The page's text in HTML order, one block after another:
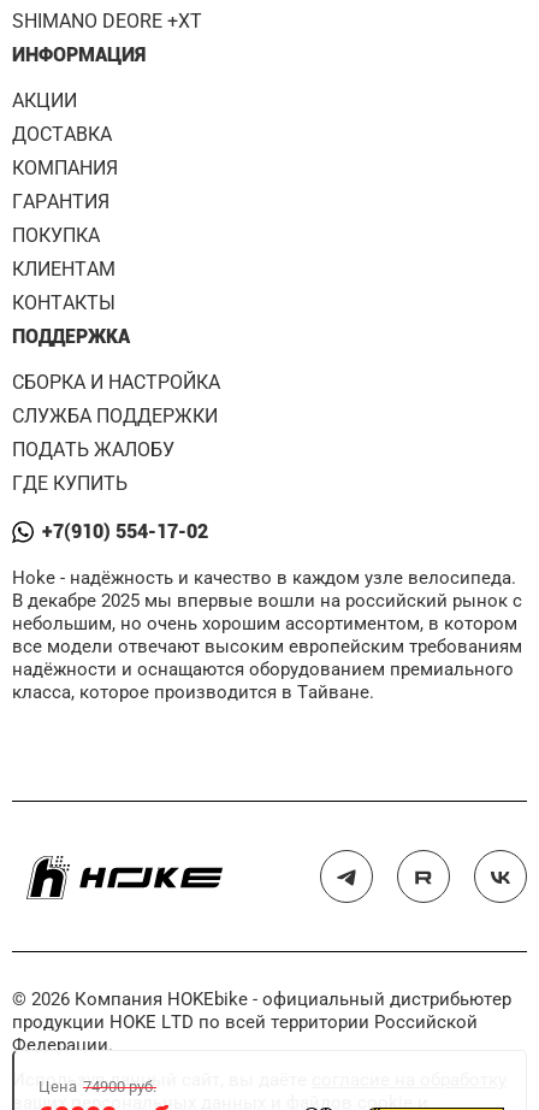
Цена 74900 руб.
SHIMANO DEORE +XT
ИНФОРМАЦИЯ
АКЦИИ
ДОСТАВКА
КОМПАНИЯ
ГАРАНТИЯ
ПОКУПКА
КЛИЕНТАМ
КОНТАКТЫ
ПОДДЕРЖКА
СБОРКА И НАСТРОЙКА
СЛУЖБА ПОДДЕРЖКИ
ПОДАТЬ ЖАЛОБУ
ГДЕ КУПИТЬ
+7(910) 554-17-02
Hoke - надёжность и качество в каждом узле велосипеда.
В декабре 2025 мы впервые вошли на российский рынок с
небольшим, но очень хорошим ассортиментом, в котором
все модели отвечают высоким европейским требованиям
надёжности и оснащаются оборудованием премиального
класса, которое производится в Тайване.
© 2026 Компания HOKEbike - официальный дистрибьютер
продукции HOKE LTD по всей территории Российской
Федерации.
Используя данный сайт, вы даёте
ваших персональных данных и файлов cookieи